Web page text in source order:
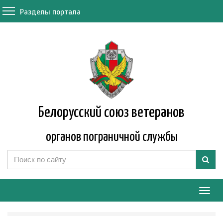
Разделы портала
Белорусский союз ветеранов
органов пограничной службы